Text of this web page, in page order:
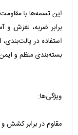
این تسمه‌ها با
برابر ضربه، لغزش
استفاده در
بسته‌بندی منظم و
ویژگی‌ها:
مقاوم در برابر کشش